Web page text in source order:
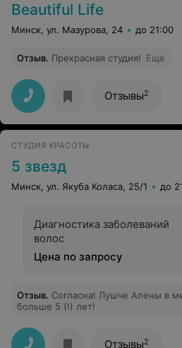
Beautiful Life
Минск, ул. Мазурова, 24 до 21:00
Отзыв. Прекрасная студия! Еще
Отзывы2
СТУДИЯ КРАСОТЫ
5 звезд
Минск, ул. Якуба Коласа, 25/1 до
Диагностика заболеваний
волос
Цена по запросу
Отзыв. Согласна! Лушче Алены в
больше 5 (!) лет!
Отзывы2